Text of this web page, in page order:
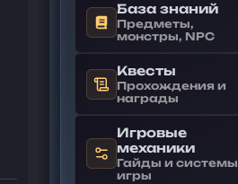
База знаний
Предметы,
монстры, NPC
Квесты
Прохождения и
награды
Игровые
механики
Гайды и системы
игры